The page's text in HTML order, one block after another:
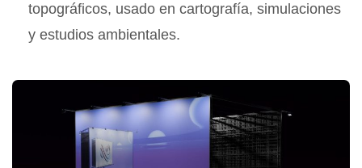
topográficos, usado en cartografía, simulaciones
y estudios ambientales.